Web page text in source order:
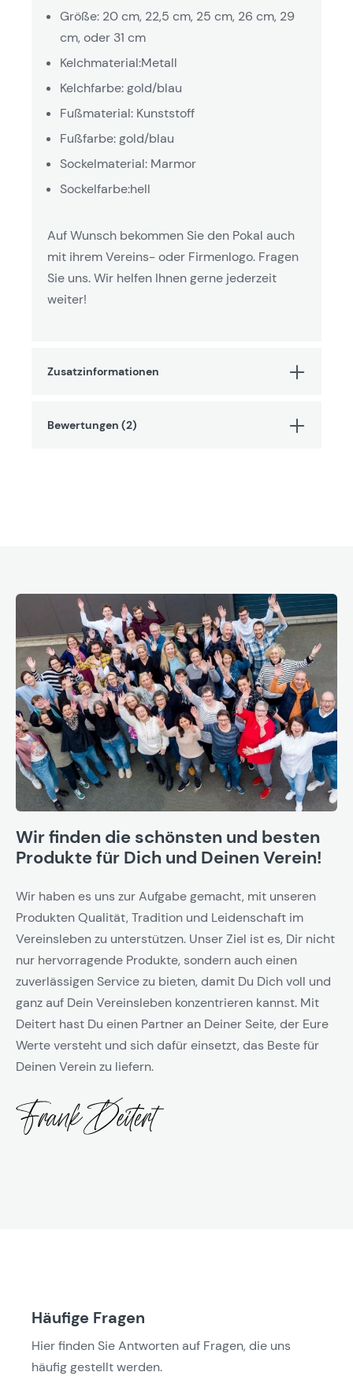
Größe: 20 cm, 22,5 cm, 25 cm, 26 cm, 29
cm, oder 31 cm
Kelchmaterial:Metall
Kelchfarbe: gold/blau
Fußmaterial: Kunststoff
Fußfarbe: gold/blau
Sockelmaterial: Marmor
Sockelfarbe:hell
Auf Wunsch bekommen Sie den Pokal auch
mit ihrem Vereins- oder Firmenlogo. Fragen
Sie uns. Wir helfen Ihnen gerne jederzeit
weiter!
Zusatzinformationen
Bewertungen (2)
Wir finden die schönsten und besten
Produkte für Dich und Deinen Verein!
Wir haben es uns zur Aufgabe gemacht, mit unseren
Produkten Qualität, Tradition und Leidenschaft im
Vereinsleben zu unterstützen. Unser Ziel ist es, Dir nicht
nur hervorragende Produkte, sondern auch einen
zuverlässigen Service zu bieten, damit Du Dich voll und
ganz auf Dein Vereinsleben konzentrieren kannst. Mit
Deitert hast Du einen Partner an Deiner Seite, der Eure
Werte versteht und sich dafür einsetzt, das Beste für
Deinen Verein zu liefern.
Häufige Fragen
Hier finden Sie Antworten auf Fragen, die uns
häufig gestellt werden.